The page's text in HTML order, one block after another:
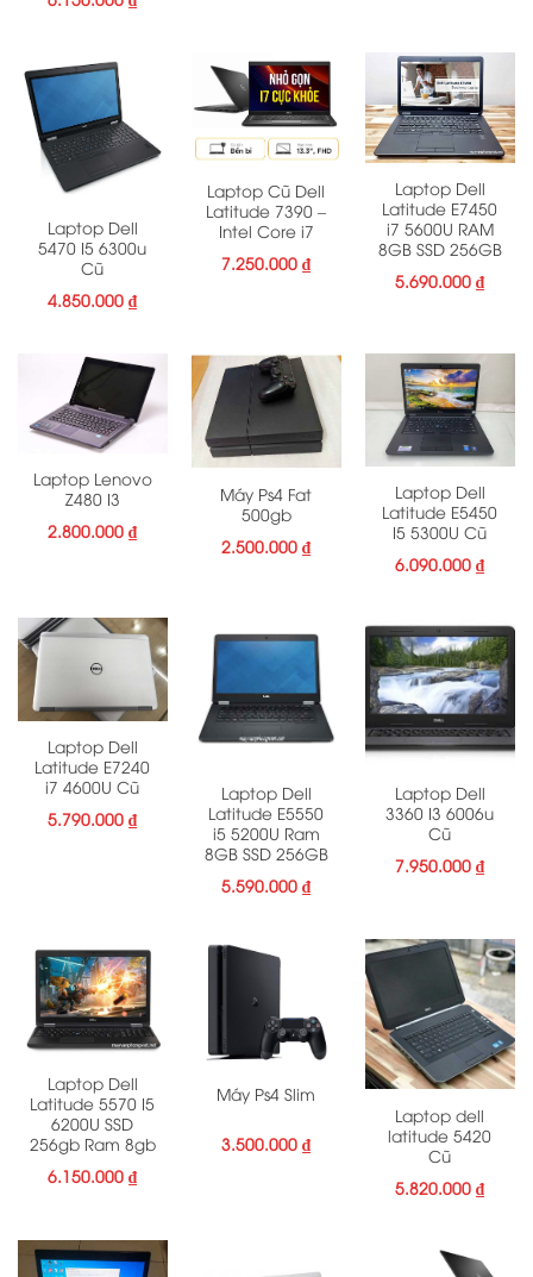
Laptop Dell
5470 I5 6300u
Cũ
4.850.000₫
Laptop Cũ Dell
Latitude 7390 –
Intel Core i7
7.250.000₫
Laptop Dell
Latitude E7450
i7 5600U RAM
8GB SSD 256GB
5.690.000₫
Laptop Lenovo
Z480 I3
2.800.000₫
Máy Ps4 Fat
500gb
2.500.000₫
Laptop Dell
Latitude E5450
I5 5300U Cũ
6.090.000₫
Laptop Dell
Latitude E7240
i7 4600U Cũ
5.790.000₫
Laptop Dell
Latitude E5550
i5 5200U Ram
8GB SSD 256GB
5.590.000₫
Laptop Dell
3360 I3 6006u
Cũ
7.950.000₫
Laptop Dell
Latitude 5570 I5
6200U SSD
256gb Ram 8gb
6.150.000₫
Máy Ps4 Slim
3.500.000₫
Laptop dell
latitude 5420
Cũ
5.820.000₫